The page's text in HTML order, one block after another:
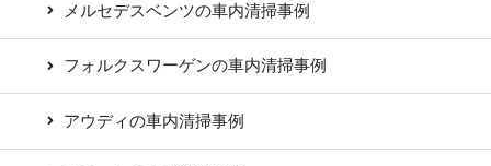
メルセデスベンツの車内清掃事例
フォルクスワーゲンの車内清掃事例
アウディの車内清掃事例